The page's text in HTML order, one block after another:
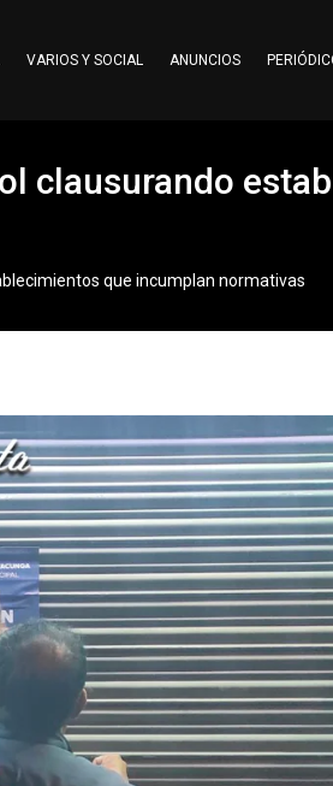
VARIOS Y SOCIAL ANUNCIOS
clausurando
que incumplan normativas